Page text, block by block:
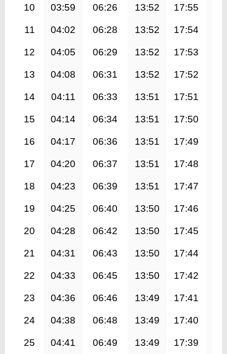
10 03:59 06:26 13:52 17:55
11 04:02 06:28 13:52 17:54
12 04:05 06:29 13:52 17:53
13 04:08 06:31 13:52 17:52
14 04:11 06:33 13:51 17:51
15 04:14 06:34 13:51 17:50
16 04:17 06:36 13:51 17:49
17 04:20 06:37 13:51 17:48
18 04:23 06:39 13:51 17:47
19 04:25 06:40 13:50 17:46
20 04:28 06:42 13:50 17:45
21 04:31 06:43 13:50 17:44
22 04:33 06:45 13:50 17:42
23 04:36 06:46 13:49 17:41
24 04:38 06:48 13:49 17:40
25 04:41 06:49 13:49 17:39